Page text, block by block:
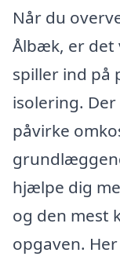
Når du
Ålbæk, er det
spiller ind på
isolering.
påvirke
hjælpe dig
og den mest
opgaven.